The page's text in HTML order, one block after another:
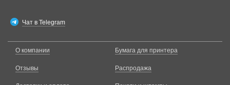
Чат в Telegram
О компании
Отзывы
Бумага для принтера
Распродажа